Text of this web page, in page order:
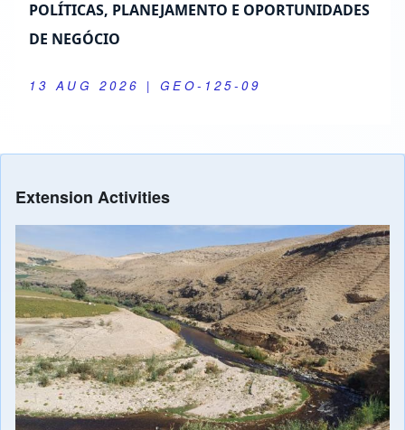
POLÍTICAS, PLANEJAMENTO E OPORTUNIDADES
DE NEGÓCIO
13 AUG 2026 | GEO-125-09
Extension Activities